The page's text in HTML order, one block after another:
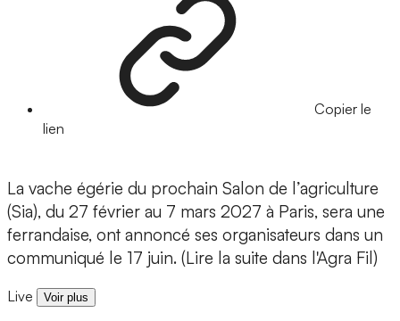
Copier le
lien
La vache égérie du prochain Salon de l’agriculture
(Sia), du 27 février au 7 mars 2027 à Paris, sera une
ferrandaise, ont annoncé ses organisateurs dans un
communiqué le 17 juin. (Lire la suite dans l'Agra Fil)
Live Voir plus